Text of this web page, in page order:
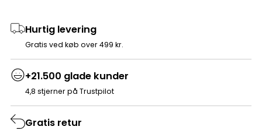
Hurtig levering
Gratis ved køb over 499 kr.
+21.500 glade kunder
4,8 stjerner på Trustpilot
Gratis retur